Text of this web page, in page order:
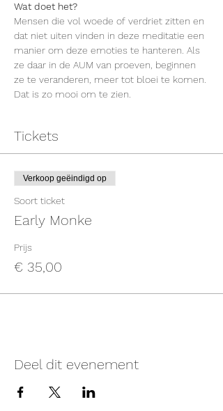
Wat doet het?
Mensen die vol woede of verdriet zitten en
dat niet uiten vinden in deze meditatie een
manier om deze emoties te hanteren. Als
ze daar in de AUM van proeven, beginnen
ze te veranderen, meer tot bloei te komen.
Dat is zo mooi om te zien.
Tickets
Verkoop geëindigd op
Soort ticket
Early Monke
Prijs
€ 35,00
Deel dit evenement